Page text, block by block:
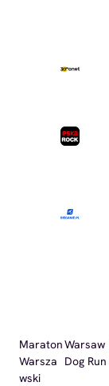
Maraton
Warsza
wski
Warsaw
Dog Run